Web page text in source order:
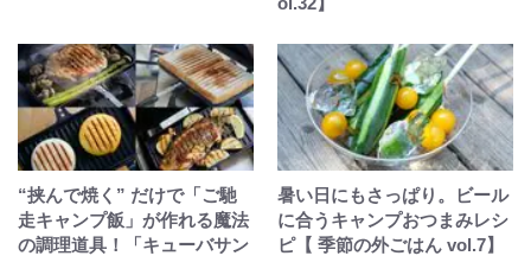
“挟んで焼く” だけで「ご馳
走キャンプ飯」が作れる魔法
の調理道具！「キューバサン
暑い日にもさっぱり。ビール
に合うキャンプおつまみレシ
ピ【 季節の外ごはん vol.7】